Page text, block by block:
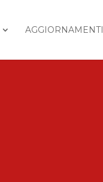
AGGIORNAMENTI